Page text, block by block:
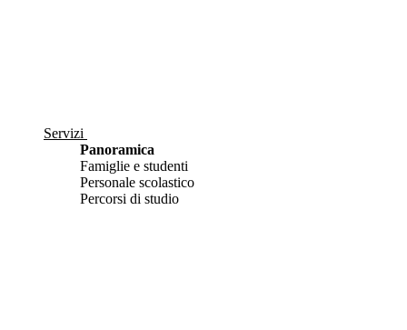
Servizi
Panoramica
Famiglie e studenti
Personale scolastico
Percorsi di studio